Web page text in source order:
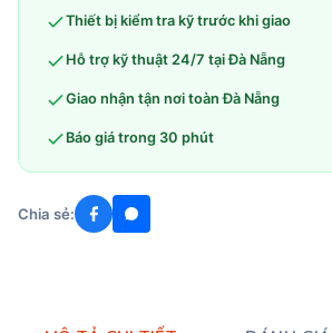
Thiết bị kiểm tra kỹ trước khi giao
Hỗ trợ kỹ thuật 24/7 tại Đà Nẵng
Giao nhận tận nơi toàn Đà Nẵng
Báo giá trong 30 phút
Chia sẻ: